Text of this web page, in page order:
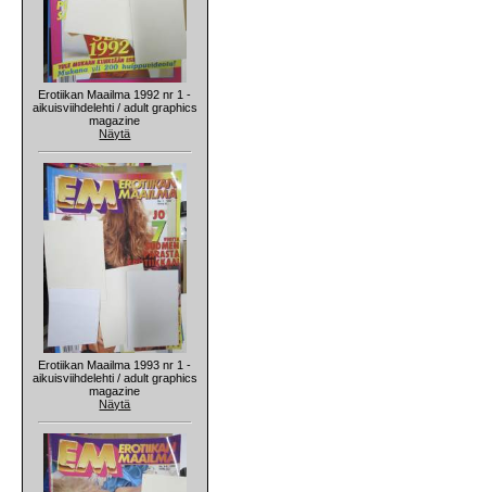
Erotiikan Maailma 1992 nr 1 -
aikuisviihdelehti / adult graphics
magazine
Näytä
Erotiikan Maailma 1993 nr 1 -
aikuisviihdelehti / adult graphics
magazine
Näytä